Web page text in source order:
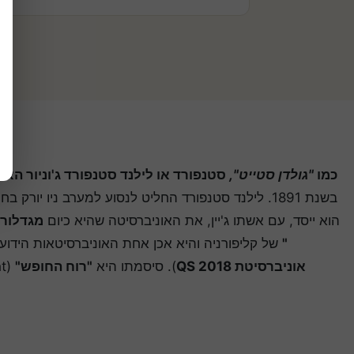
כמו "גולדן סטייט", סטנפורד או לילנד סטנפורד ג'וניור
בשנת 1891. לילנד סטנפורד החליט לנסוע למערב ניו
הוא ייסד, עם אשתו ג'יין, את האוניברסיטה שהיא כיום
" של קליפורניה והיא אכן אחת האוניברסיטאות
אוניברסיטת QS 2018
). סיסמתו היא "רוח החופש" (Die Luft der Freiheit weht).